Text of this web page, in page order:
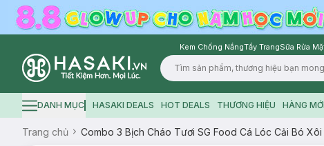
Kem Chống NắngTẩy TrangSữa Rửa
Logo
Hamburger icon
DANH MỤC HASAKI DEALS HOT DEALS THƯƠNG HIỆU HÀNG
Trang chủ Combo 3 Bịch Cháo Tươi SG Food Cá Lóc Cải Bó